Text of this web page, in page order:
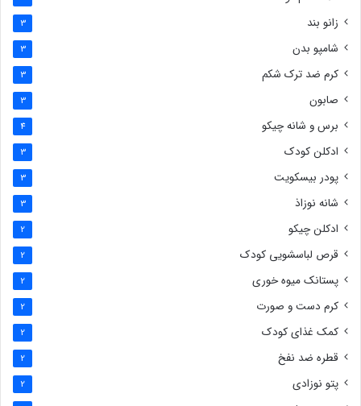
زانو بند 3
شامپو بدن 3
کرم ضد ترک شکم 3
صابون 3
برس و شانه چیکو 4
ادکلن کودک 3
پودر بیسکویت 3
شانه نوزاذ 3
ادکلن چیکو 2
قرص لباسشویی کودک 2
پستانک میوه خوری 2
کرم دست و صورت 2
کمک غذای کودک 2
قطره ضد نفخ 2
پتو نوزادی 2